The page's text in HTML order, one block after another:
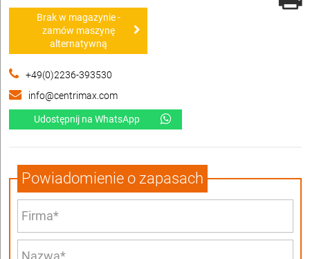
Brak w magazynie -
zamów maszynę
alternatywną
+49(0)2236-393530
info@centrimax.com
Udostępnij na WhatsApp
Powiadomienie o zapasach